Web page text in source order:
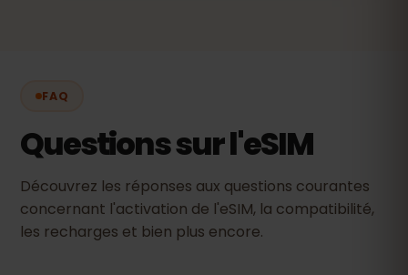
FAQ
Questions sur l'eSIM
Découvrez les réponses aux questions courantes
concernant l'activation de l'eSIM, la compatibilité,
les recharges et bien plus encore.